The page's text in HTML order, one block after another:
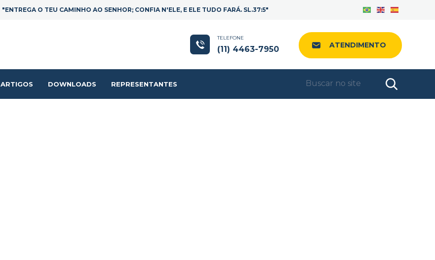
LinkedIn
"ENTREGA O TEU CAMINHO AO SENHOR; CONFIA N'ELE, E ELE TUDO FARÁ. SL.37:5"
ATENDIMENTO
TELEFONE
(11) 4463-7950
ARTIGOS DOWNLOADS REPRESENTANTES